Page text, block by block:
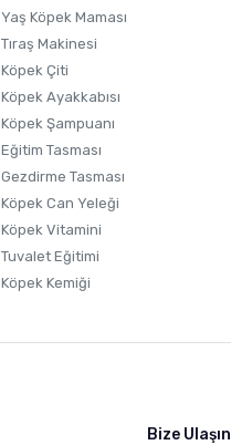
Gönder
Yaş Köpek Maması
Tıraş Makinesi
Köpek Çiti
Köpek Ayakkabısı
Köpek Şampuanı
Eğitim Tasması
Gezdirme Tasması
Köpek Can Yeleği
Köpek Vitamini
Tuvalet Eğitimi
Köpek Kemiği
Bize Ulaşın